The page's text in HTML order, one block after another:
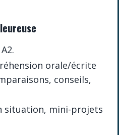
orale/écrite
conseils,
situation, mini-projets